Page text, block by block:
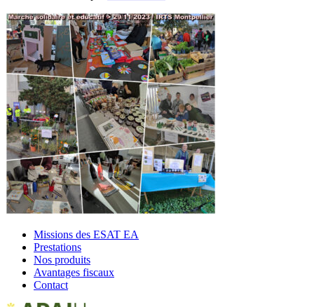
Missions des ESAT EA
Prestations
Nos produits
Avantages fiscaux
Contact